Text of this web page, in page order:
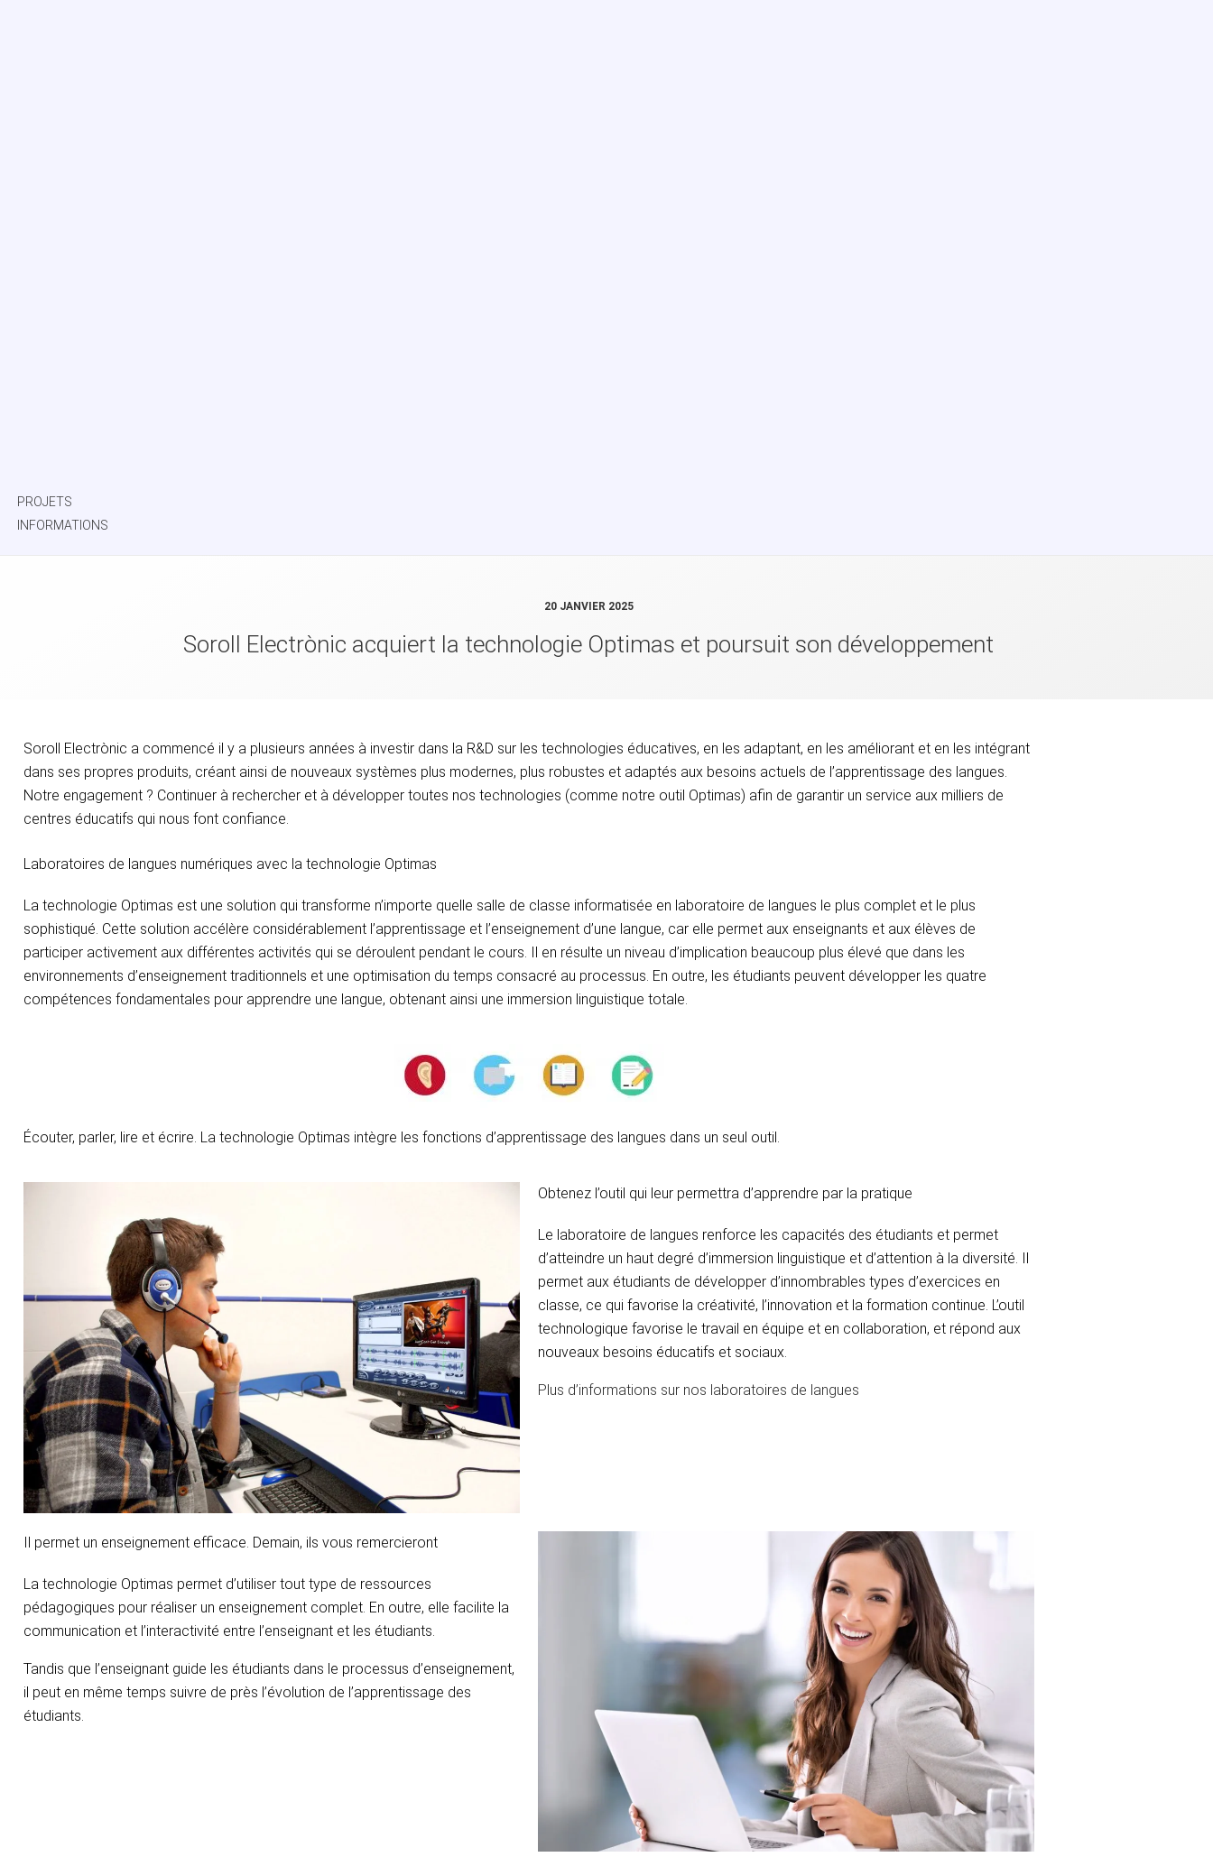
PROJETS
INFORMATIONS
20 JANVIER 2025
Soroll Electrònic acquiert la technologie Optimas et poursuit son développement
Soroll Electrònic a commencé il y a plusieurs années à investir dans la R&D sur les technologies éducatives, en les adaptant, en les améliorant et en les intégrant
dans ses propres produits, créant ainsi de nouveaux systèmes plus modernes, plus robustes et adaptés aux besoins actuels de l’apprentissage des langues.
Notre engagement ? Continuer à rechercher et à développer toutes nos technologies (comme notre outil Optimas) afin de garantir un service aux milliers de
centres éducatifs qui nous font confiance.
Laboratoires de langues numériques avec la technologie Optimas
La technologie Optimas est une solution qui transforme n’importe quelle salle de classe informatisée en laboratoire de langues le plus complet et le plus
sophistiqué. Cette solution accélère considérablement l’apprentissage et l’enseignement d’une langue, car elle permet aux enseignants et aux élèves de
participer activement aux différentes activités qui se déroulent pendant le cours. Il en résulte un niveau d’implication beaucoup plus élevé que dans les
environnements d’enseignement traditionnels et une optimisation du temps consacré au processus. En outre, les étudiants peuvent développer les quatre
compétences fondamentales pour apprendre une langue, obtenant ainsi une immersion linguistique totale.
Écouter, parler, lire et écrire. La technologie Optimas intègre les fonctions d’apprentissage des langues dans un seul outil.
Obtenez l’outil qui leur permettra d’apprendre par la pratique
Le laboratoire de langues renforce les capacités des étudiants et permet
d’atteindre un haut degré d’immersion linguistique et d’attention à la diversité. Il
permet aux étudiants de développer d’innombrables types d’exercices en
classe, ce qui favorise la créativité, l’innovation et la formation continue. L’outil
technologique favorise le travail en équipe et en collaboration, et répond aux
nouveaux besoins éducatifs et sociaux.
Plus d’informations sur nos laboratoires de langues
Il permet un enseignement efficace. Demain, ils vous remercieront
La technologie Optimas permet d’utiliser tout type de ressources
pédagogiques pour réaliser un enseignement complet. En outre, elle facilite la
communication et l’interactivité entre l’enseignant et les étudiants.
Tandis que l’enseignant guide les étudiants dans le processus d’enseignement,
il peut en même temps suivre de près l’évolution de l’apprentissage des
étudiants.